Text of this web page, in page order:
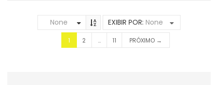
None EXIBIR POR: None
1 2 … 11 PRÓXIMO →